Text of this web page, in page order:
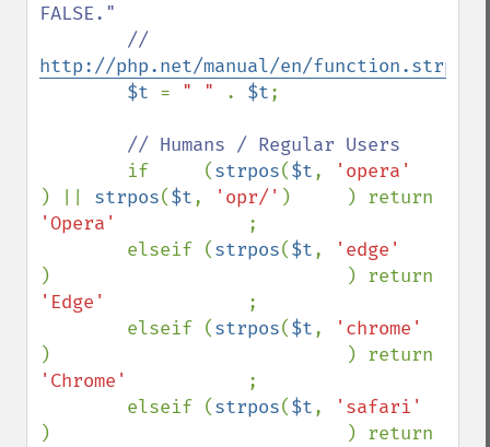
FALSE."
http://php.net/manual/en/
$t = " " . $t;
// Humans / Regular Users
if     (strpos($t,
) || strpos($t, 'opr/'
'Opera'
;
        elseif (
strpos($t,
'Edge'
;
        elseif (
strpos($t,
'Chrome'
;
        elseif (
strpos($t,